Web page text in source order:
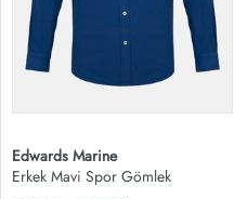
Edwards Marine
Erkek Mavi Spor Gömlek